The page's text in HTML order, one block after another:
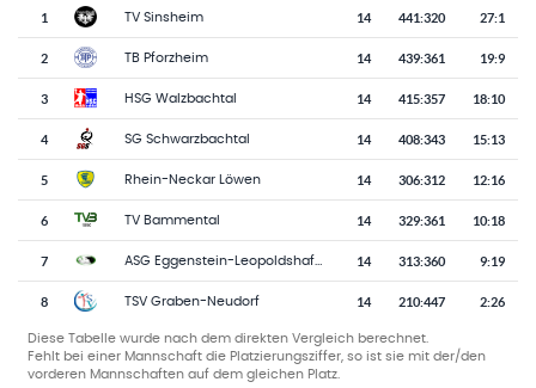
Tabelle mit Vereinsplatzierungen, Spielen, Toren und Punkten
1 TV Sinsheim 14 441:320 27:1
2 TB Pforzheim 14 439:361 19:9
3 HSG Walzbachtal 14 415:357 18:10
4 SG Schwarzbachtal 14 408:343 15:13
5 Rhein-Neckar Löwen 14 306:312 12:16
6 TV Bammental 14 329:361 10:18
7 14 313:360 9:19
8 TSV Graben-Neudorf 14 210:447 2:26
Diese Tabelle wurde nach dem direkten Vergleich berechnet.
Fehlt bei einer Mannschaft die Platzierungsziffer, so ist sie mit der/den
vorderen Mannschaften auf dem gleichen Platz.